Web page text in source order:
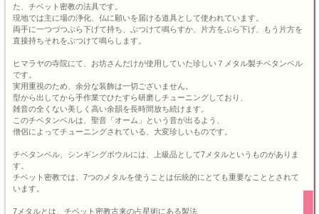
た、チベット密教の法具です。
現地では主に場の浄化、仏に願いを届ける道具として使われています。
両手に一つづつぶら下げて持ち、ぶつけて鳴らすか、片方をぶら下げ、もう片方を
直接持ちそれをぶつけて鳴らします。
ヒマラヤの寺院にて、お坊さんだけが使用していた珍しい７メタル製チベタンベル
です。
実用重視のため、余分な装飾は一切ございません。
型から出してから手作業でひたすら研磨しチューニングしており、
雑音の全くない美しく高い余韻を長時間放ち続けます。
このチベタンベルは、聖音「オーム」という音が出るよう、
僧侶によってチューニングされている、大変珍しいものです。
チベタンベル、シンギングボウルには、上級品として7メタルというものがありま
す。
チベット密教では、7つのメタルを使うことは伝統的にとても重要なこととされて
います。
7メタルとは、チベット密教古来の占星術にある製法